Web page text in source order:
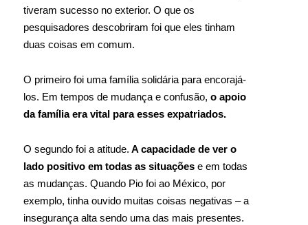
tiveram sucesso no exterior. O que os
pesquisadores descobriram foi que eles tinham
duas coisas em comum.
O primeiro foi uma família solidária para encorajá-
los. Em tempos de mudança e confusão, o apoio
da família era vital para esses expatriados.
O segundo foi a atitude. A capacidade de ver o
lado positivo em todas as situações e em todas
as mudanças. Quando Pio foi ao México, por
exemplo, tinha ouvido muitas coisas negativas – a
insegurança alta sendo uma das mais presentes.